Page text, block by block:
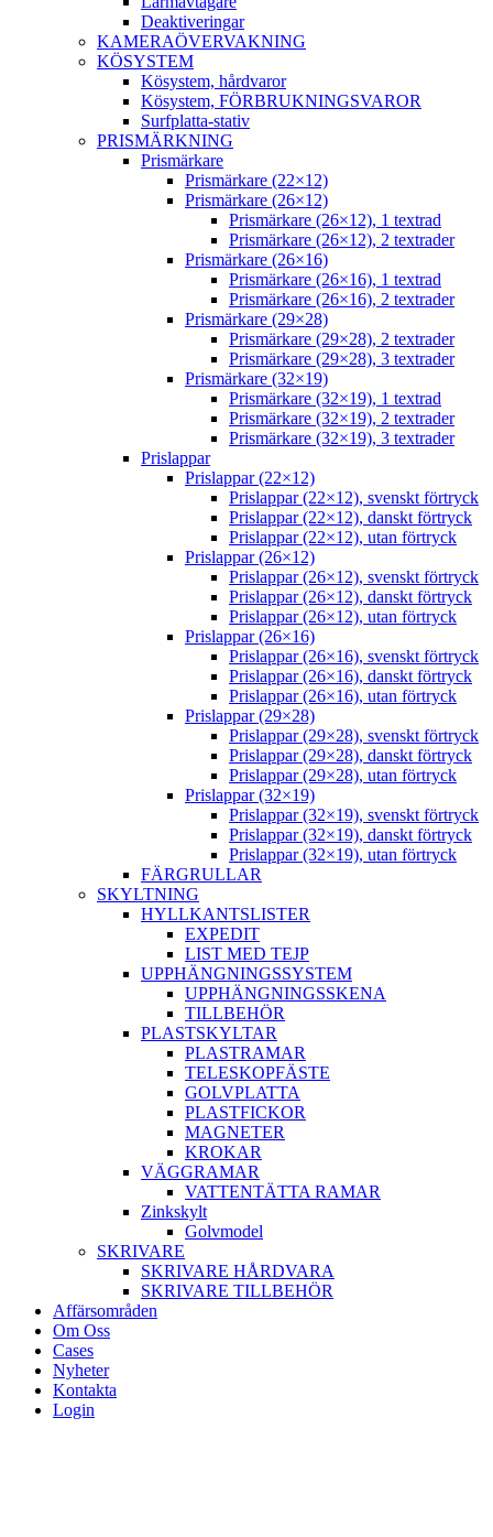
Deaktiveringar
KAMERAÖVERVAKNING
KÖSYSTEM
Kösystem, hårdvaror
Kösystem, FÖRBRUKNINGSVAROR
Surfplatta-stativ
PRISMÄRKNING
Prismärkare
Prismärkare (22×12)
Prismärkare (26×12)
Prismärkare (26×12), 1 textrad
Prismärkare (26×12), 2 textrader
Prismärkare (26×16)
Prismärkare (26×16), 1 textrad
Prismärkare (26×16), 2 textrader
Prismärkare (29×28)
Prismärkare (29×28), 2 textrader
Prismärkare (29×28), 3 textrader
Prismärkare (32×19)
Prismärkare (32×19), 1 textrad
Prismärkare (32×19), 2 textrader
Prismärkare (32×19), 3 textrader
Prislappar
Prislappar (22×12)
Prislappar (22×12), svenskt förtryck
Prislappar (22×12), danskt förtryck
Prislappar (22×12), utan förtryck
Prislappar (26×12)
Prislappar (26×12), svenskt förtryck
Prislappar (26×12), danskt förtryck
Prislappar (26×12), utan förtryck
Prislappar (26×16)
Prislappar (26×16), svenskt förtryck
Prislappar (26×16), danskt förtryck
Prislappar (26×16), utan förtryck
Prislappar (29×28)
Prislappar (29×28), svenskt förtryck
Prislappar (29×28), danskt förtryck
Prislappar (29×28), utan förtryck
Prislappar (32×19)
Prislappar (32×19), svenskt förtryck
Prislappar (32×19), danskt förtryck
Prislappar (32×19), utan förtryck
FÄRGRULLAR
SKYLTNING
HYLLKANTSLISTER
EXPEDIT
LIST MED TEJP
UPPHÄNGNINGSSYSTEM
UPPHÄNGNINGSSKENA
TILLBEHÖR
PLASTSKYLTAR
PLASTRAMAR
TELESKOPFÄSTE
GOLVPLATTA
PLASTFICKOR
MAGNETER
KROKAR
VÄGGRAMAR
VATTENTÄTTA RAMAR
Zinkskylt
Golvmodel
SKRIVARE
SKRIVARE HÅRDVARA
SKRIVARE TILLBEHÖR
Affärsområden
Om Oss
Cases
Nyheter
Kontakta
Login